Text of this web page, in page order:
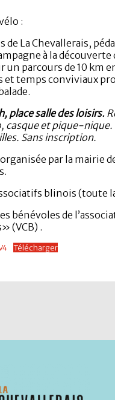
:
de La Chevallerais,
à la découverte
un parcours de 10 km
et temps conviviaux
place salle des loisirs.
casque et pique-
Sans inscription.
par la mairie
blinois (toute
bénévoles de
(VCB) .
Télécharger